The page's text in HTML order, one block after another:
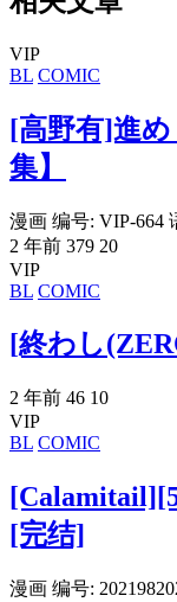
VIP
BL COMIC
[高野有]進
集】
漫画 编号: VIP-664
2 年前 379 20
VIP
BL COMIC
[終わし
2 年前 46 10
VIP
BL COMIC
[完结]
漫画 编号: